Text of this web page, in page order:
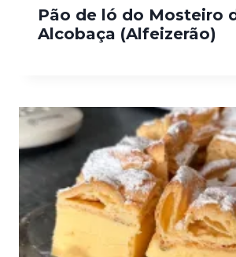
Pão de ló do Mosteiro
Alcobaça (Alfeizerão)